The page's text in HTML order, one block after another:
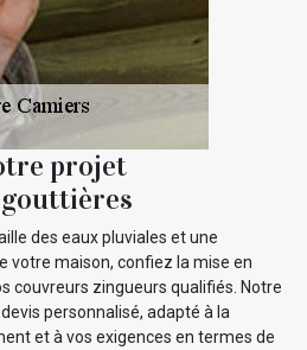
projet
des eaux pluviales et une
votre maison, confiez la mise en
couvreurs zingueurs qualifiés. Notre
personnalisé, adapté à la
et à vos exigences en termes de